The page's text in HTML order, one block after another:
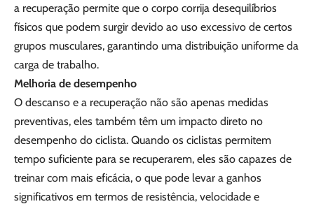
a recuperação permite que o corpo corrija desequilíbrios
físicos que podem surgir devido ao uso excessivo de certos
grupos musculares, garantindo uma distribuição uniforme da
carga de trabalho.
Melhoria de desempenho
O descanso e a recuperação não são apenas medidas
preventivas, eles também têm um impacto direto no
desempenho do ciclista. Quando os ciclistas permitem
tempo suficiente para se recuperarem, eles são capazes de
treinar com mais eficácia, o que pode levar a ganhos
significativos em termos de resistência, velocidade e